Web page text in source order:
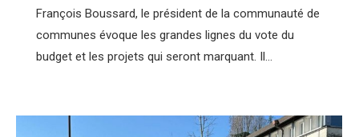
François Boussard, le président de la communauté de
communes évoque les grandes lignes du vote du
budget et les projets qui seront marquant. Il…